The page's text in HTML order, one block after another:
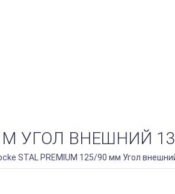
ММ УГОЛ ВНЕШНИЙ
STAL PREMIUM 125/90 мм Угол